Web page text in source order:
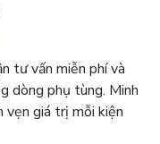
tư vấn miễn phí và
dòng phụ tùng. Minh
vẹn giá trị mỗi kiện